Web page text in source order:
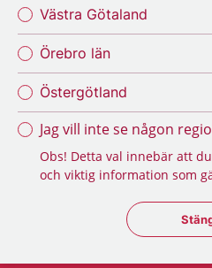
Västra Götaland
Örebro län
Östergötland
Jag vill inte se någon
Obs! Detta val innebär att
och viktig information som